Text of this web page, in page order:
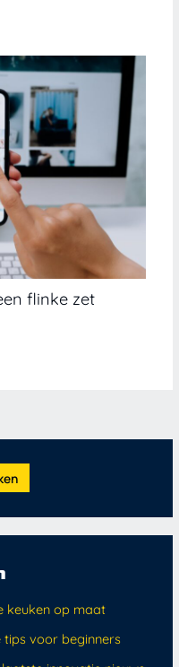
flinke zet
keuken op maat
tips voor beginners